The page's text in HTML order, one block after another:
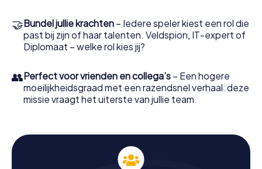
🤝Bundel jullie krachten – Iedere speler kiest een rol die
past bij zijn of haar talenten. Veldspion, IT-expert of
Diplomaat – welke rol kies jij?
👥Perfect voor vrienden en collega’s – Een hogere
moeilijkheidsgraad met een razendsnel verhaal: deze
missie vraagt het uiterste van jullie team.